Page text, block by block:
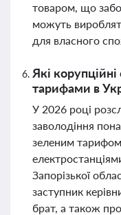
товаром, що
можуть
для власного
Які
тарифами в
У 2026 році
заволодіння
зеленим
Запорізької
заступник
брат, а також